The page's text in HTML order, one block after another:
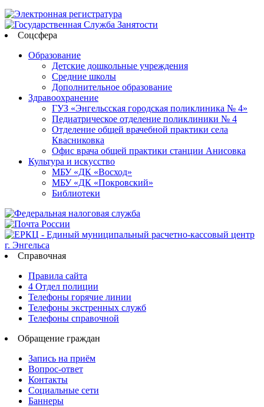
Соцсфера
Образование
Детские дошкольные учреждения
Средние школы
Дополнительное образование
Здравоохранение
ГУЗ «Энгельсская городская поликлиника № 4»
Педиатрическое отделение поликлиники № 4
Отделение общей врачебной практики села
Квасниковка
Офис врача общей практики станции Анисовка
Культура и искусство
МБУ «ДК «Восход»
МБУ «ДК «Покровский»
Библиотеки
Справочная
Правила сайта
4 Отдел полиции
Телефоны горячие линии
Телефоны экстренных служб
Телефоны справочной
Обращение граждан
Запись на приём
Вопрос-ответ
Контакты
Социальные сети
Баннеры